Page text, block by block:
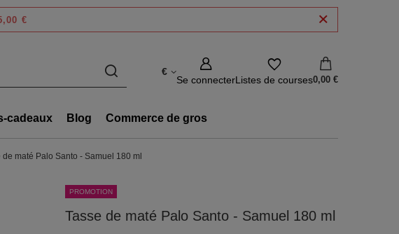
€
€
Se connecterListes de courses0,00 €
cadeaux Blog Commerce de gros
de maté Palo Santo - Samuel 180 ml
PROMOTION
Tasse de maté Palo Santo - Samuel 180 ml